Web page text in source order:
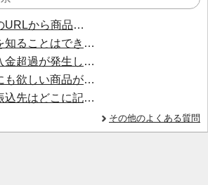
淘宝やアリババのURLから商品を探すことはできますか？
事前に国際送料を知ることはできますか？
在庫売切などで入金超過が発生した場合はいつ返金されますか？
注文送信後、他にも欲しい商品が見つかった場合、追加注文できますか？
銀行振り込みの振込先はどこに記載されていますか？
その他のよくある質問